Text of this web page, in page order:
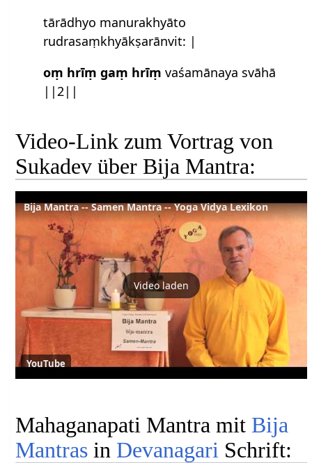
tārādhyo manurakh‍yāto
rudrasaṃkh‍yākṣarānvit: |
oṃ hrīṃ gaṃ hrīṃ vaśamānaya svāhā
||2||
Video-Link zum Vortrag von
Sukadev über Bija Mantra:
Bija Mantra -- Samen Mantra -- Yoga Vidya Lexikon
Video laden
YouTube
Mahaganapati Mantra mit Bija
Mantras in Devanagari Schrift: